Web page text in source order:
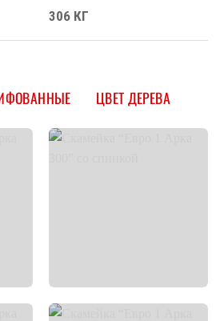
306 КГ
ЦВЕТ ДЕРЕВА